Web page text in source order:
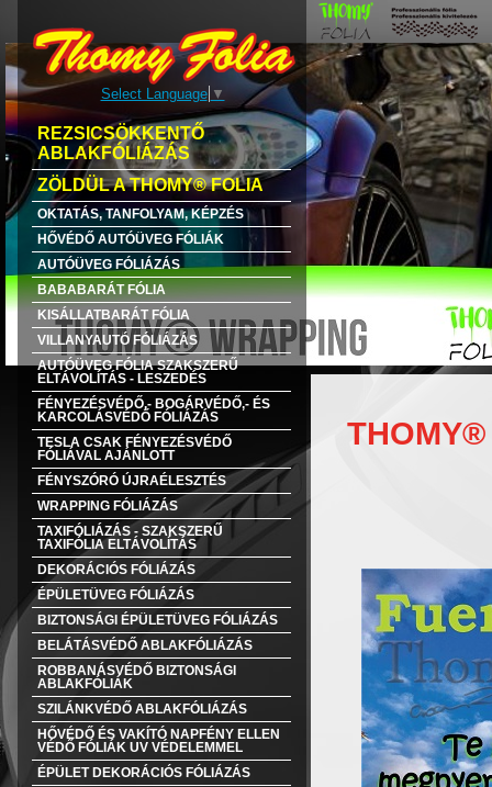
Select Language ▼
REZSICSÖKKENTŐ
ABLAKFÓLIÁZÁS
ZÖLDÜL A THOMY® FOLIA
OKTATÁS, TANFOLYAM, KÉPZÉS
HŐVÉDŐ AUTÓÜVEG FÓLIÁK
AUTÓÜVEG FÓLIÁZÁS
BABABARÁT FÓLIA
KISÁLLATBARÁT FÓLIA
VILLANYAUTÓ FÓLIÁZÁS
AUTÓÜVEG FÓLIA SZAKSZERŰ
ELTÁVOLÍTÁS - LESZEDÉS
FÉNYEZÉSVÉDŐ,- BOGÁRVÉDŐ,- ÉS
KARCOLÁSVÉDŐ FÓLIÁZÁS
TESLA CSAK FÉNYEZÉSVÉDŐ
FÓLIÁVAL AJÁNLOTT
FÉNYSZÓRÓ ÚJRAÉLESZTÉS
WRAPPING FÓLIÁZÁS
TAXIFÓLIÁZÁS - SZAKSZERŰ
TAXIFÓLIA ELTÁVOLÍTÁS
DEKORÁCIÓS FÓLIÁZÁS
ÉPÜLETÜVEG FÓLIÁZÁS
BIZTONSÁGI ÉPÜLETÜVEG FÓLIÁZÁS
BELÁTÁSVÉDŐ ABLAKFÓLIÁZÁS
ROBBANÁSVÉDŐ BIZTONSÁGI
ABLAKFÓLIÁK
SZILÁNKVÉDŐ ABLAKFÓLIÁZÁS
HŐVÉDŐ ÉS VAKÍTÓ NAPFÉNY ELLEN
VÉDŐ FÓLIÁK UV VÉDELEMMEL
ÉPÜLET DEKORÁCIÓS FÓLIÁZÁS